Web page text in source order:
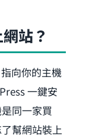
站？
向你的主機
一鍵安
同一家買
幫網站裝上